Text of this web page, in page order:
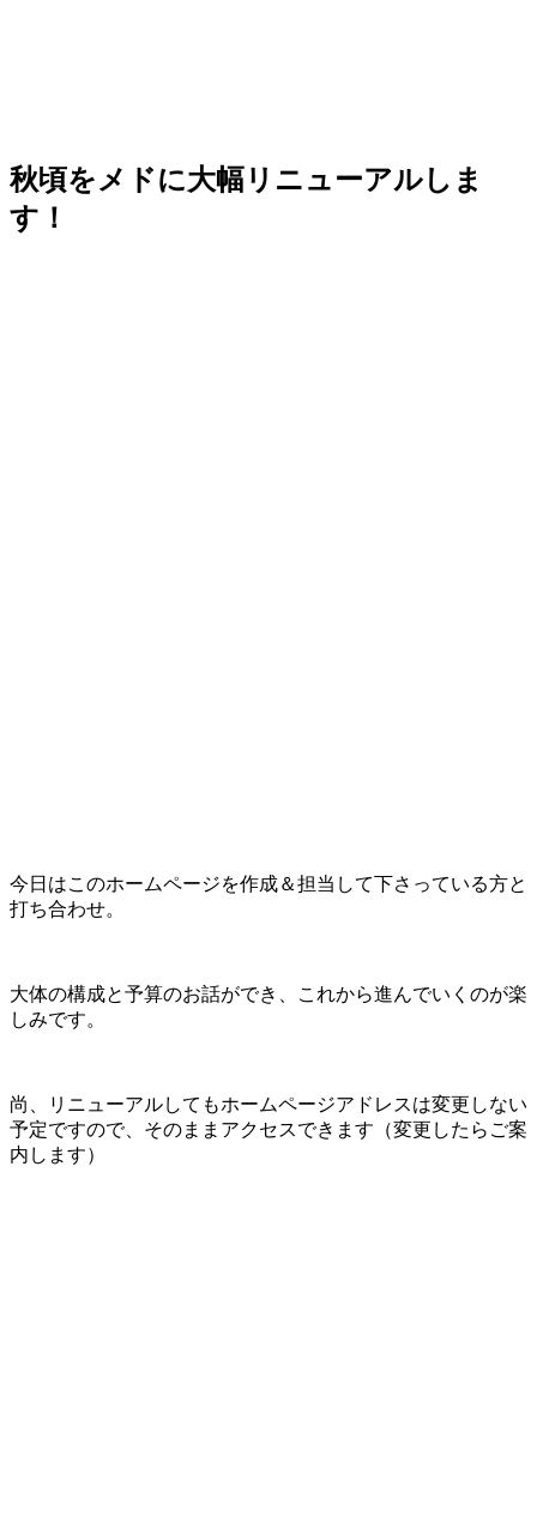
秋頃をメドに大幅リニューアルしま
す！
今日はこのホームページを作成＆担当して下さっている方と
打ち合わせ。
大体の構成と予算のお話ができ、これから進んでいくのが楽
しみです。
尚、リニューアルしてもホームページアドレスは変更しない
予定ですので、そのままアクセスできます（変更したらご案
内します）